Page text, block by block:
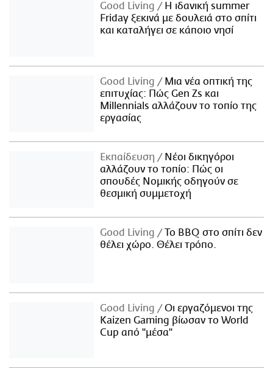
Good Living
Η ιδανική summer
Friday ξεκινά με δουλειά στο σπίτι
και καταλήγει σε κάποιο νησί
Good Living
Μια νέα οπτική της
επιτυχίας: Πώς Gen Zs και
Millennials αλλάζουν το τοπίο της
εργασίας
Εκπαίδευση
Νέοι δικηγόροι
αλλάζουν το τοπίο: Πώς οι
σπουδές Νομικής οδηγούν σε
θεσμική συμμετοχή
Good Living
Το BBQ στο σπίτι δεν
θέλει χώρο. Θέλει τρόπο.
Good Living
Οι εργαζόμενοι της
Kaizen Gaming βίωσαν το World
Cup από "μέσα"